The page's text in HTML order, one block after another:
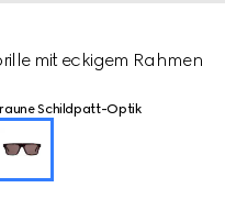
mit eckigem Rahmen
Schildpatt-Optik